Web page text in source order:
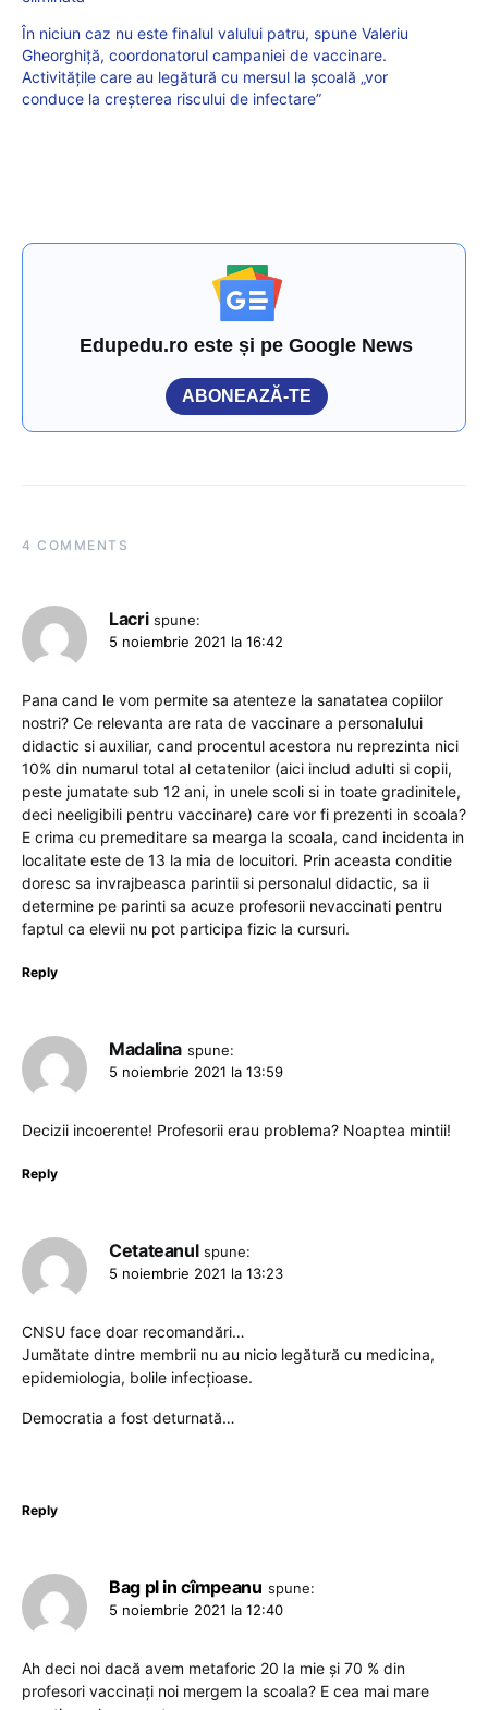
În niciun caz nu este finalul valului patru, spune Valeriu
Gheorghiță, coordonatorul campaniei de vaccinare.
Activitățile care au legătură cu mersul la școală „vor
conduce la creşterea riscului de infectare”
Edupedu.ro este și pe Google News
ABONEAZĂ-TE
4 COMMENTS
Lacri spune:
5 noiembrie 2021 la 16:42
Pana cand le vom permite sa atenteze la sanatatea copiilor
nostri? Ce relevanta are rata de vaccinare a personalului
didactic si auxiliar, cand procentul acestora nu reprezinta nici
10% din numarul total al cetatenilor (aici includ adulti si copii,
peste jumatate sub 12 ani, in unele scoli si in toate gradinitele,
deci neeligibili pentru vaccinare) care vor fi prezenti in scoala?
E crima cu premeditare sa mearga la scoala, cand incidenta in
localitate este de 13 la mia de locuitori. Prin aceasta conditie
doresc sa invrajbeasca parintii si personalul didactic, sa ii
determine pe parinti sa acuze profesorii nevaccinati pentru
faptul ca elevii nu pot participa fizic la cursuri.
Reply
Madalina spune:
5 noiembrie 2021 la 13:59
Decizii incoerente! Profesorii erau problema? Noaptea mintii!
Reply
Cetateanul spune:
5 noiembrie 2021 la 13:23
CNSU face doar recomandări…
Jumătate dintre membrii nu au nicio legătură cu medicina,
epidemiologia, bolile infecțioase.
Democratia a fost deturnată…
Reply
Bag pl in cîmpeanu spune:
5 noiembrie 2021 la 12:40
Ah deci noi dacă avem metaforic 20 la mie și 70 % din
profesori vaccinați noi mergem la scoala? E cea mai mare